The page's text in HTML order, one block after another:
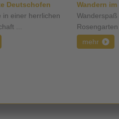
Deutschofen
in einer herrlichen
...
Wandern
Wanderspaß
Rosengarten
mehr